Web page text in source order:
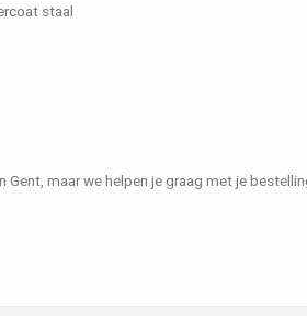
staal
maar we helpen je graag met je